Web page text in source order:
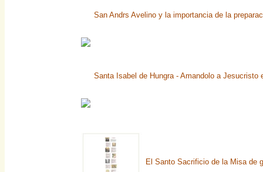
San Andrs Avelino y la importancia de la
Santa Isabel de Hungra - Amandolo a Jesucristo
El Santo Sacrificio de la Misa de